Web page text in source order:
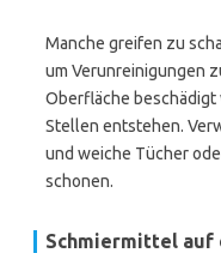
Manche greifen zu
um Verunreinigungen
Oberfläche beschädigt
Stellen entstehen.
und weiche Tücher
schonen.
Schmiermittel auf